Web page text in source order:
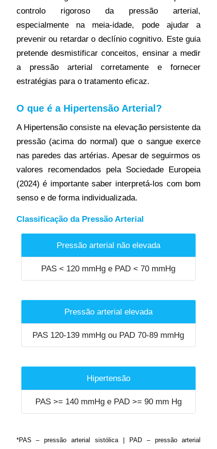
controlo rigoroso da pressão arterial,
especialmente na meia-idade, pode ajudar a
prevenir ou retardar o declínio cognitivo. Este guia
pretende desmistificar conceitos, ensinar a medir
a pressão arterial corretamente e fornecer
estratégias para o tratamento eficaz.
O que é a Hipertensão Arterial?
A Hipertensão consiste na elevação persistente da
pressão (acima do normal) que o sangue exerce
nas paredes das artérias. Apesar de seguirmos os
valores recomendados pela Sociedade Europeia
(2024) é importante saber interpretá-los com bom
senso e de forma individualizada.
Classificação da Pressão Arterial
Pressão arterial não elevada
PAS < 120 mmHg e PAD < 70 mmHg
Pressão arterial elevada
PAS 120-139 mmHg ou PAD 70-89 mmHg
Hipertensão
PAS >= 140 mmHg e PAD >= 90 mm Hg
*PAS – pressão arterial sistólica | PAD – pressão arterial